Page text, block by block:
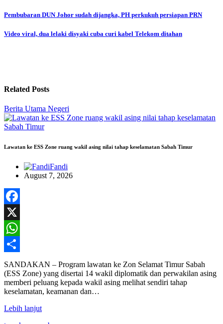
Post
navigation
Pembubaran DUN Johor sudah dijangka, PH perkukuh persiapan PRN
Video viral, dua lelaki disyaki cuba curi kabel Telekom ditahan
Related Posts
Berita Utama Negeri
Lawatan ke ESS Zone ruang wakil asing nilai tahap keselamatan Sabah Timur
Fandi
August 7, 2026
Facebook
X
WhatsApp
Share
SANDAKAN – Program lawatan ke Zon Selamat Timur Sabah
(ESS Zone) yang disertai 14 wakil diplomatik dan perwakilan asing
memberi peluang kepada wakil asing melihat sendiri tahap
keselamatan, keamanan dan…
Lebih lanjut